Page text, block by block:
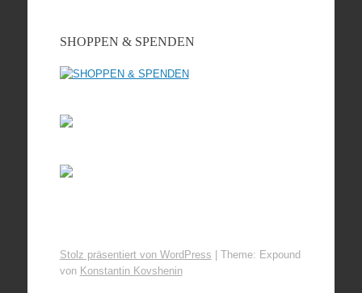
SHOPPEN & SPENDEN
Stolz präsentiert von WordPress | Theme: Expound
von Konstantin Kovshenin